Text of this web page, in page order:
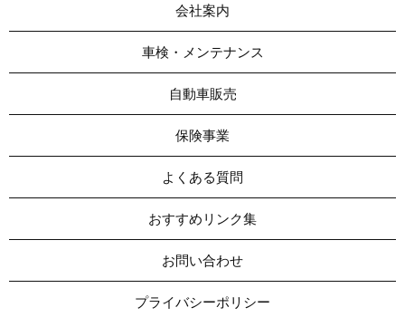
会社案内
車検・メンテナンス
自動車販売
保険事業
よくある質問
おすすめリンク集
お問い合わせ
プライバシーポリシー